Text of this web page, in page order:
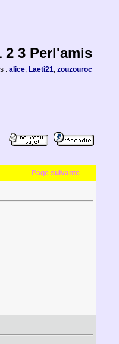
2 3 Perl'amis
: alice, Laeti21, zouzouroc
Page suivante